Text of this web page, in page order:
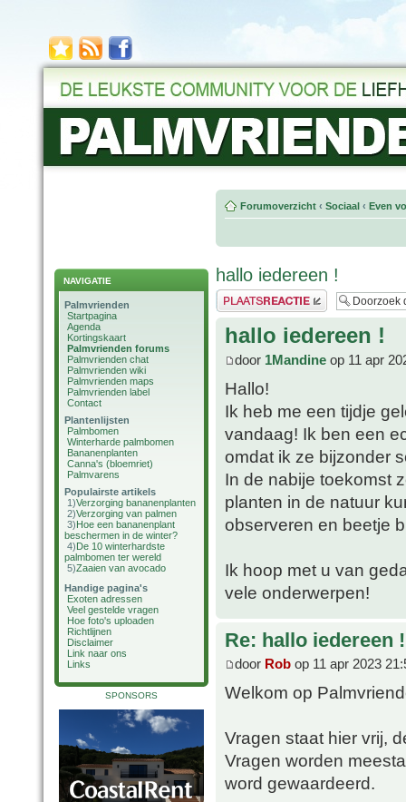
NAVIGATIE
Palmvrienden
Startpagina
Agenda
Kortingskaart
Palmvrienden forums
Palmvrienden chat
Palmvrienden wiki
Palmvrienden maps
Palmvrienden label
Contact
Plantenlijsten
Palmbomen
Winterharde palmbomen
Bananenplanten
Canna's (bloemriet)
Palmvarens
Populairste artikels
1)Verzorging bananenplanten
2)Verzorging van palmen
3)Hoe een bananenplant
beschermen in de winter?
4)De 10 winterhardste
palmbomen ter wereld
5)Zaaien van avocado
Handige pagina's
Exoten adressen
Veel gestelde vragen
Hoe foto's uploaden
Richtlijnen
Disclaimer
Link naar ons
Links
SPONSORS
Forumoverzicht ‹ Sociaal ‹ Even
hallo iedereen !
Plaats een reactie
hallo iedereen !
door 1Mandine op 11 apr
Hallo!
Ik heb me een tijdje
vandaag! Ik ben een
omdat ik ze bijzonder
In de nabije toekomst
planten in de natuur
observeren en beetje
Ik hoop met u van
vele onderwerpen!
Re: hallo iedereen !
door Rob op 11 apr 2023
Welkom op
Vragen staat hier vrij,
Vragen worden
word gewaardeerd.